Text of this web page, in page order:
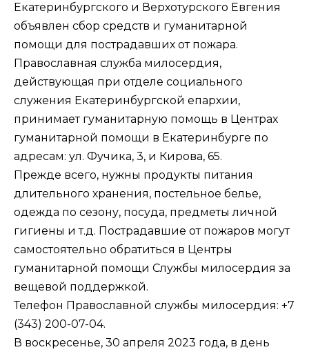
Екатеринбургского и Верхотурского Евгения
объявлен сбор средств и гуманитарной
помощи для пострадавших от пожара.
Православная служба милосердия,
действующая при отделе социального
служения Екатеринбургской епархии,
принимает гуманитарную помощь в Центрах
гуманитарной помощи в Екатеринбурге по
адресам: ул. Фучика, 3, и Кирова, 65.
Прежде всего, нужны продукты питания
длительного хранения, постельное белье,
одежда по сезону, посуда, предметы личной
гигиены и т.д. Пострадавшие от пожаров могут
самостоятельно обратиться в Центры
гуманитарной помощи Службы милосердия за
вещевой поддержкой.
Телефон Православной службы милосердия: +7
(343) 200-07-04.
В воскресенье, 30 апреля 2023 года, в день